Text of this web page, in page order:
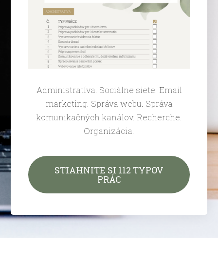
Administratíva. Sociálne siete. Email
marketing. Správa webu. Správa
komunikačných kanálov. Recherche.
Organizácia.
STIAHNITE SI 112 TYPOV
PRÁC